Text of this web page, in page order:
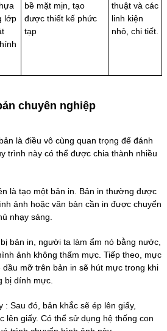
lớp
bề mặt mịn, tạo
được thiết kế phức
tạp
thuật và các
linh kiện
nhỏ, chi tiết.
chuyên nghiệp
là điều vô cùng quan trọng để đánh
trình này có thể được chia thành nhiều
là tạo một bản in. Bản in thường được
ảnh hoặc văn bản cần in được chuyển
nhạy sáng.
bản in, người ta làm ẩm nó bằng nước,
ảnh không thấm mực. Tiếp theo, mực
mỡ trên bản in sẽ hút mực trong khi
bị dính mực.
: Sau đó, bản khắc sẽ ép lên giấy,
lên giấy. Có thể sử dụng hệ thống con